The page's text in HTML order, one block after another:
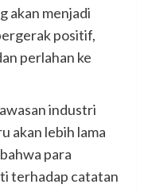
akan menjadi
positif,
perlahan ke
industri
akan lebih lama
para
terhadap catatan